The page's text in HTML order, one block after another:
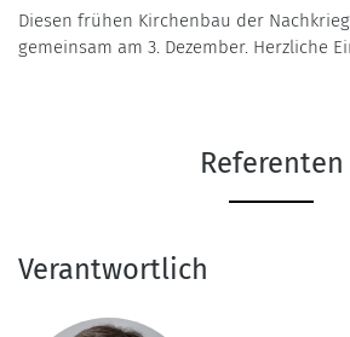
Diesen frühen Kirchenbau der
gemeinsam am 3. Dezember. Herzliche
Referenten
Verantwortlich